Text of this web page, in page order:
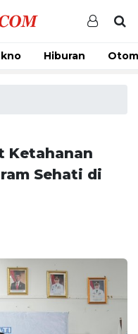
Hiburan
Ketahanan
Sehati di